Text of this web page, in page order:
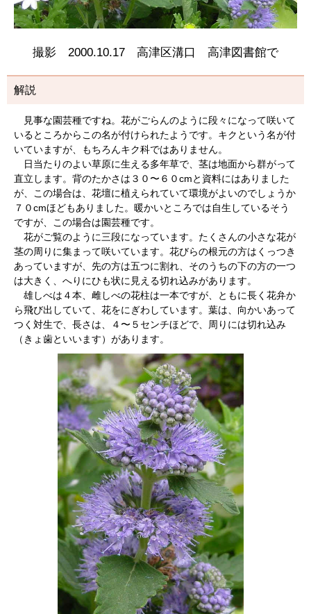
撮影 2000.10.17 高津区溝口 高津図書館で
解説
見事な園芸種ですね。花がごらんのように段々になって咲いて
いるところからこの名が付けられたようです。キクという名が付
いていますが、もちろんキク科ではありません。
日当たりのよい草原に生える多年草で、茎は地面から群がって
直立します。背のたかさは３０〜６０cmと資料にはありました
が、この場合は、花壇に植えられていて環境がよいのでしょうか
７０cmほどもありました。暖かいところでは自生しているそう
ですが、この場合は園芸種です。
花がご覧のように三段になっています。たくさんの小さな花が
茎の周りに集まって咲いています。花びらの根元の方はくっつき
あっていますが、先の方は五つに割れ、そのうちの下の方の一つ
は大きく、へりにひも状に見える切れ込みがあります。
雄しべは４本、雌しべの花柱は一本ですが、ともに長く花弁か
ら飛び出していて、花をにぎわしています。葉は、向かいあって
つく対生で、長さは、４〜５センチほどで、周りには切れ込み
（きょ歯といいます）があります。